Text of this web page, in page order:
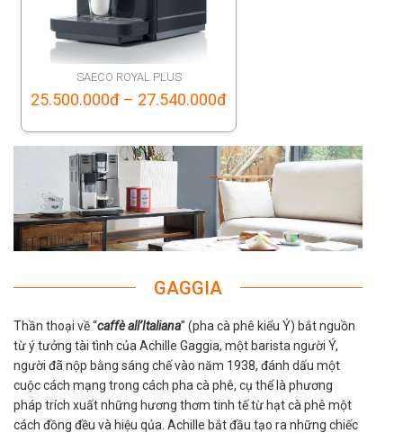
SAECO ROYAL PLUS
25.500.000đ – 27.540.000đPrice
range:
25.500.000đ
through
27.540.000đ
GAGGIA
Thần thoại về “caffè all’Italiana” (pha cà phê kiểu Ý) bắt nguồn
từ ý tưởng tài tình của Achille Gaggia, một barista người Ý,
người đã nộp bằng sáng chế vào năm 1938, đánh dấu một
cuộc cách mạng trong cách pha cà phê, cụ thể là phương
pháp trích xuất những hương thơm tinh tế từ hạt cà phê một
cách đồng đều và hiệu qủa. Achille bắt đầu tạo ra những chiếc